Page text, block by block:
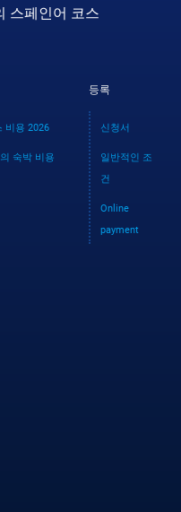
스페인어 코스
비용 2026
숙박 비용
등록
신청서
일반적인 조
건
Online
payment